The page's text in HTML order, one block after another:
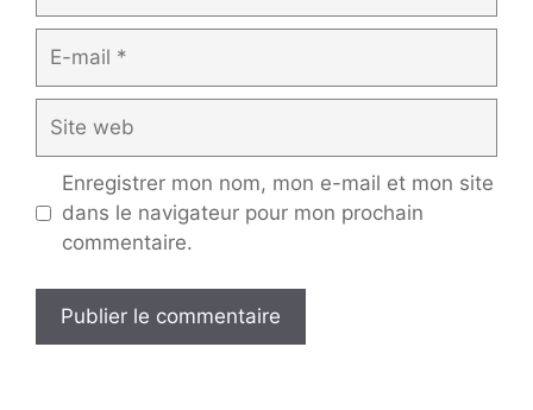
mail
web
Enregistrer mon nom, mon e-mail et mon site
dans le navigateur pour mon prochain
commentaire.